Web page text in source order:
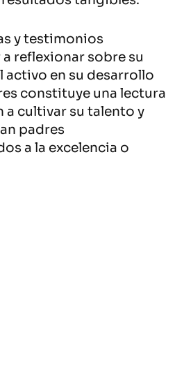
y testimonios
reflexionar sobre su
activo en su desarrollo
constituye una lectura
cultivar su talento y
padres
a la excelencia o